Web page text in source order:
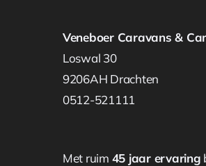
Veneboer Caravans &
Loswal 30
9206AH Drachten
0512-521111
Met ruim 45 jaar ervaring